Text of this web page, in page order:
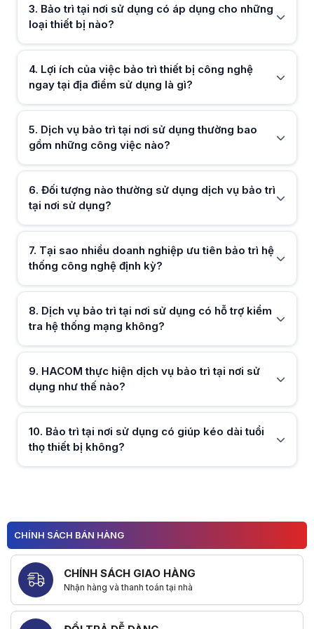
HACOM thực hiện dịch vụ bảo trì tại nơi sử dụng như thế nào?
Dịch vụ tại HACOM thường được thực hiện bởi đội ngũ kỹ thuật
Bảo trì tại nơi sử dụng có giúp kéo dài tuổi thọ thiết bị không?
Việc kiểm tra, vệ sinh và tối ưu thiết bị định kỳ có thể giúp hệ thống
Hữu ích ( 0)
Hữu ích ( 0)
3. Bảo trì tại nơi sử dụng có áp dụng cho những
loại thiết bị nào?
Hữu ích (0)
4. Lợi ích của việc bảo trì thiết bị công nghệ
ngay tại địa điểm sử dụng là gì?
Hữu ích (0)
5. Dịch vụ bảo trì tại nơi sử dụng thường bao
gồm những công việc nào?
Hữu ích ( 0)
6. Đối tượng nào thường sử dụng dịch vụ bảo trì
tại nơi sử dụng?
Hữu ích (0)
7. Tại sao nhiều doanh nghiệp ưu tiên bảo trì hệ
thống công nghệ định kỳ?
Hữu ích (0)
8. Dịch vụ bảo trì tại nơi sử dụng có hỗ trợ kiểm
tra hệ thống mạng không?
Hữu ích (0)
9. HACOM thực hiện dịch vụ bảo trì tại nơi sử
dụng như thế nào?
10. Bảo trì tại nơi sử dụng có giúp kéo dài tuổi
thọ thiết bị không?
Hữu ích (0)
CHÍNH SÁCH BÁN HÀNG
CHÍNH SÁCH GIAO HÀNG
Nhận hàng và thanh toán tại nhà